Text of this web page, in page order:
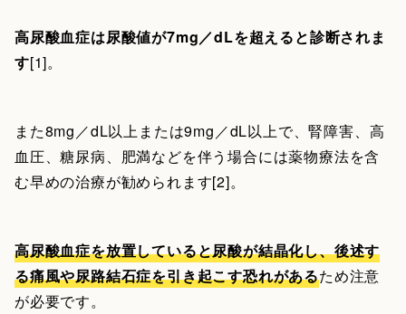
高尿酸血症は尿酸値が7mg／dLを超えると診断されま
す[1]。
また8mg／dL以上または9mg／dL以上で、腎障害、高
血圧、糖尿病、肥満などを伴う場合には薬物療法を含
む早めの治療が勧められます[2]。
高尿酸血症を放置していると尿酸が結晶化し、後述す
る痛風や尿路結石症を引き起こす恐れがあるため注意
が必要です。